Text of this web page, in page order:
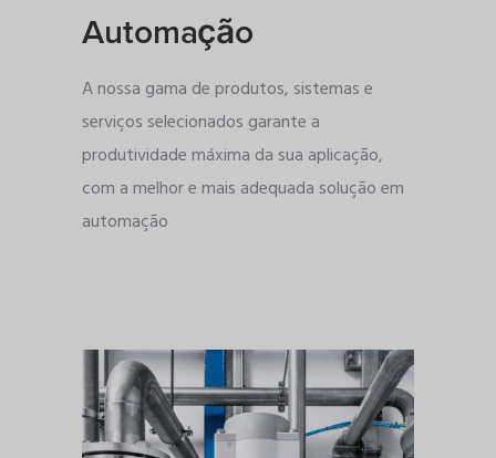
Automação
A nossa gama de produtos, sistemas e
serviços selecionados garante a
produtividade máxima da sua aplicação,
com a melhor e mais adequada solução em
automação